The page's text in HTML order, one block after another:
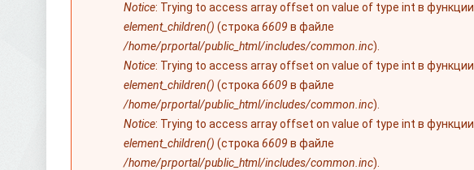
Notice: Trying to access array offset on value of type int в функции
element_children() (строка 6609 в файле
/home/prportal/public_html/includes/common.inc).
Notice: Trying to access array offset on value of type int в функции
element_children() (строка 6609 в файле
/home/prportal/public_html/includes/common.inc).
Notice: Trying to access array offset on value of type int в функции
element_children() (строка 6609 в файле
/home/prportal/public_html/includes/common.inc).